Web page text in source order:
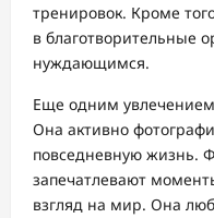
тренировок. Кроме
в благотворительные
нуждающимся.
Еще одним
Она активно
повседневную жизнь.
запечатлевают
взгляд на мир. Она